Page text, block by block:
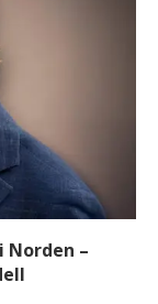
Norden –